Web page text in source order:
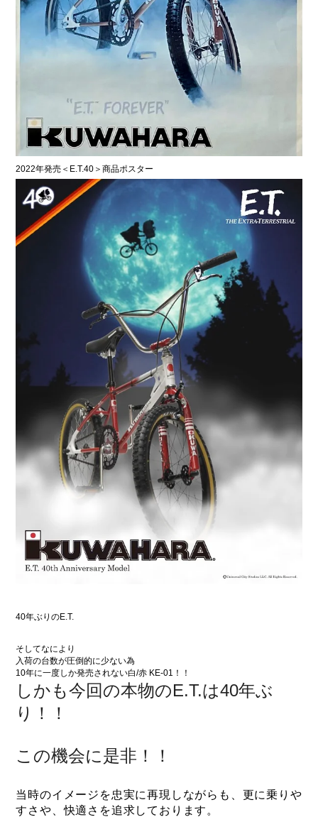
2022年発売＜E.T.40＞商品ポスター
40年ぶりのE.T.
そしてなにより
入荷の台数が圧倒的に少ない為
10年に一度しか発売されない白/赤 KE-01！！
しかも今回の本物のE.T.は40年ぶ
り！！
この機会に是非！！
当時のイメージを忠実に再現しながらも、更に乗りや
すさや、快適さを追求しております。